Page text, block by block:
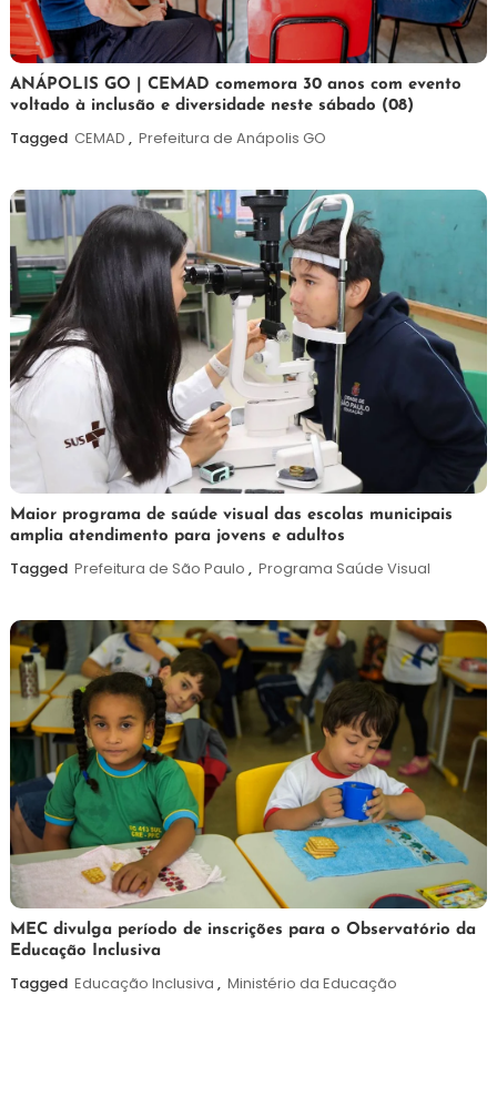
7
de
agosto
Maurilio
ANÁPOLIS GO | CEMAD comemora 30 anos com evento
voltado à inclusão e diversidade neste sábado (08)
Tagged CEMAD , Prefeitura de Anápolis GO
7
de
agosto
Maurilio
Maior programa de saúde visual das escolas municipais
amplia atendimento para jovens e adultos
Tagged Prefeitura de São Paulo , Programa Saúde Visual
7
de
agosto
Maurilio
MEC divulga período de inscrições para o Observatório da
Educação Inclusiva
Tagged Educação Inclusiva , Ministério da Educação